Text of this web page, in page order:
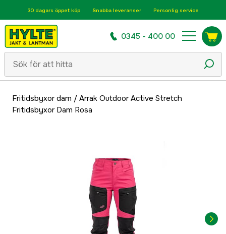
30 dagars öppet köp Snabba leveranser Personlig service
0345 - 400 00
Fritidsbyxor dam / Arrak Outdoor Active Stretch
Fritidsbyxor Dam Rosa